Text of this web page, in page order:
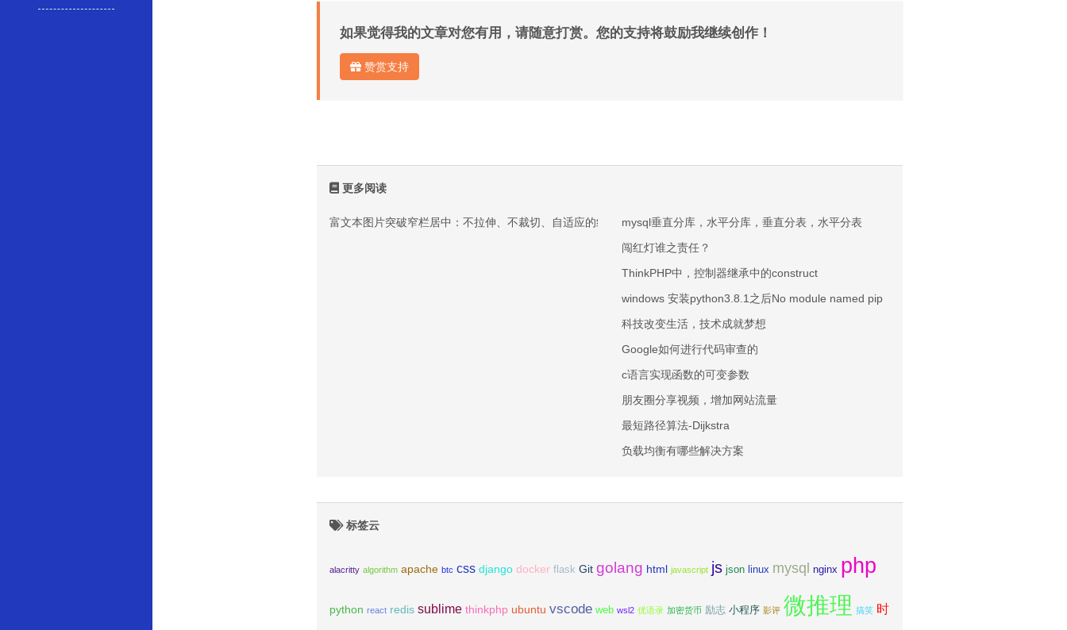
如果觉得我的文章对您有用，请随意打赏。您的支持将鼓励我继续创作！
赞赏支持
更多阅读
富文本图片突破窄栏居中：不拉伸、不裁切、自适应的纯 CSS 方案mysql垂直分库，水平分库，垂直分表，水平分表
闯红灯谁之责任？
ThinkPHP中，控制器继承中的construct
windows 安装python3.8.1之后No module named pip
科技改变生活，技术成就梦想
Google如何进行代码审查的
c语言实现函数的可变参数
朋友圈分享视频，增加网站流量
最短路径算法-Dijkstra
负载均衡有哪些解决方案
标签云
alacritty algorithm apache btc css django docker flask Git golang html javascript js json linux mysql nginx php
python react redis sublime thinkphp ubuntu vscode web wsl2 优语录 加密货币 励志 小程序 影评 微推理 搞笑 时